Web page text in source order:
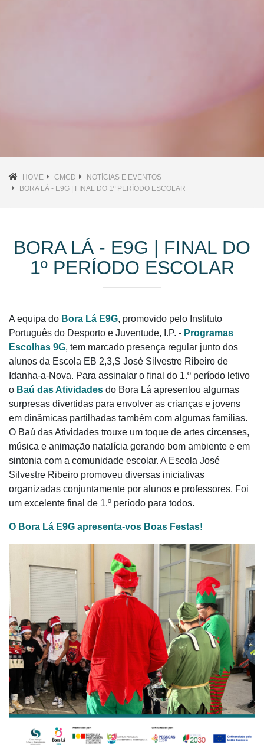
HOME CMCD
NOTÍCIAS E EVENTOS
BORA LÁ - E9G | FINAL DO 1º PERÍODO ESCOLAR
BORA LÁ - E9G | FINAL DO
1º PERÍODO ESCOLAR
A equipa do Bora Lá E9G, promovido pelo Instituto
Português do Desporto e Juventude, I.P. - Programas
Escolhas 9G, tem marcado presença regular junto dos
alunos da Escola EB 2,3,S José Silvestre Ribeiro de
Idanha-a-Nova. Para assinalar o final do 1.º período letivo
o Baú das Atividades do Bora Lá apresentou algumas
surpresas divertidas para envolver as crianças e jovens
em dinâmicas partilhadas também com algumas famílias.
O Baú das Atividades trouxe um toque de artes circenses,
música e animação natalícia gerando bom ambiente e em
sintonia com a comunidade escolar. A Escola José
Silvestre Ribeiro promoveu diversas iniciativas
organizadas conjuntamente por alunos e professores. Foi
um excelente final de 1.º período para todos.
O Bora Lá E9G apresenta-vos Boas Festas!